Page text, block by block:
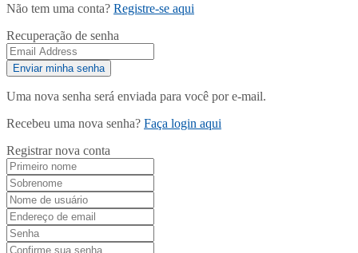
Não tem uma conta? Registre-se aqui
Recuperação de senha
Uma nova senha será enviada para você por e-mail.
Recebeu uma nova senha? Faça login aqui
Registrar nova conta